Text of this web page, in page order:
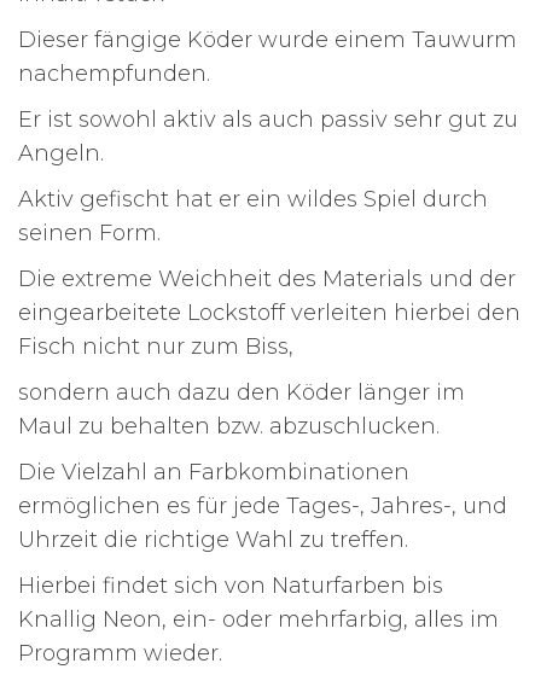
Dieser fängige Köder wurde einem Tauwurm
nachempfunden.
Er ist sowohl aktiv als auch passiv sehr gut zu
Angeln.
Aktiv gefischt hat er ein wildes Spiel durch
seinen Form.
Die extreme Weichheit des Materials und der
eingearbeitete Lockstoff verleiten hierbei den
Fisch nicht nur zum Biss,
sondern auch dazu den Köder länger im
Maul zu behalten bzw. abzuschlucken.
Die Vielzahl an Farbkombinationen
ermöglichen es für jede Tages-, Jahres-, und
Uhrzeit die richtige Wahl zu treffen.
Hierbei findet sich von Naturfarben bis
Knallig Neon, ein- oder mehrfarbig, alles im
Programm wieder.